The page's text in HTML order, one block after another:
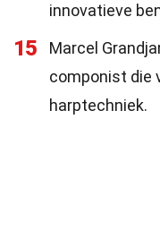
innovatieve
15
Marcel
componist die
harptechniek.